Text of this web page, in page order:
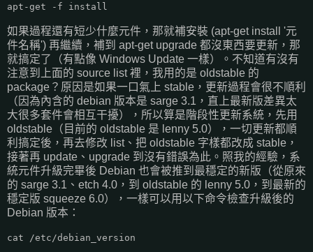
apt-get -f install
如果過程還有短少什麼元件，那就補安裝 (apt-get install '元
件名稱') 再繼續，補到 apt-get upgrade 都沒東西要更新，那
就搞定了（有點像 Windows Update 一樣）。不知道有沒有
注意到上面的 source list 裡，我用的是 oldstable 的
package？原因是如果一口氣上 stable，更新過程會很不順利
（因為內含的 debian 版本是 sarge 3.1，直上最新版差異太
大很多套件會相互干擾），所以算是階段性更新系統，先用
oldstable（目前的 oldstable 是 lenny 5.0），一切更新都順
利搞定後，再去修改 list、把 oldstable 字樣都改成 stable，
接著再 update、upgrade 到沒有錯誤為此。照我的經驗，系
統元件升級完畢後 Debian 也會被推到最穩定的新版（從原來
的 sarge 3.1、etch 4.0，到 oldstable 的 lenny 5.0，到最新的
穩定版 squeeze 6.0），一樣可以用以下命令檢查升級後的
Debian 版本：
cat /etc/debian_version